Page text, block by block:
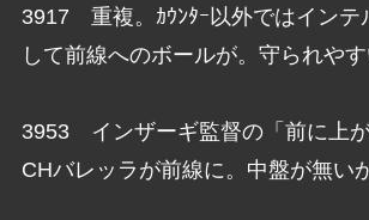
3917 重複。ｶｳﾝﾀｰ以外ではインテ
して前線へのボールが。守られやす
3953 インザーギ監督の「前に上
CHバレッラが前線に。中盤が無い